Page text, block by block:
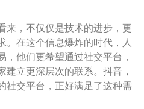
来，不仅仅是技术的进步，更
。在这个信息爆炸的时代，人
他们更希望通过社交平台，
立更深层次的联系。抖音，
社交平台，正好满足了这种需